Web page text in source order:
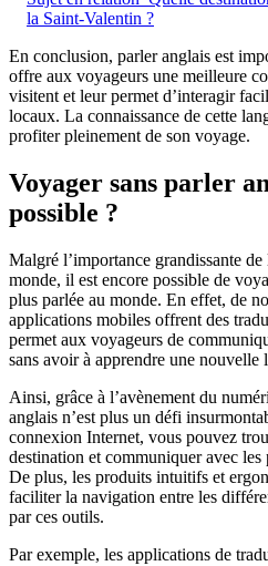
la Saint-Valentin ?
En conclusion, parler anglais est
offre aux voyageurs une meilleure
visitent et leur permet d’interagir
locaux. La connaissance de cette
profiter pleinement de son voyage.
Voyager sans parler
possible ?
Malgré l’importance grandissante
monde, il est encore possible de
plus parlée au monde. En effet, de
applications mobiles offrent des
permet aux voyageurs de
sans avoir à apprendre une nouvelle
Ainsi, grâce à l’avènement du
anglais n’est plus un défi
connexion Internet, vous pouvez
destination et communiquer avec les
De plus, les produits intuitifs et
faciliter la navigation entre les
par ces outils.
Par exemple, les applications de